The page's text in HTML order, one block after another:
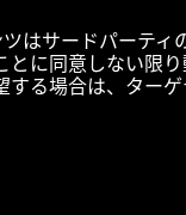
はサードパーティ
とに同意しない限
する場合は、ター